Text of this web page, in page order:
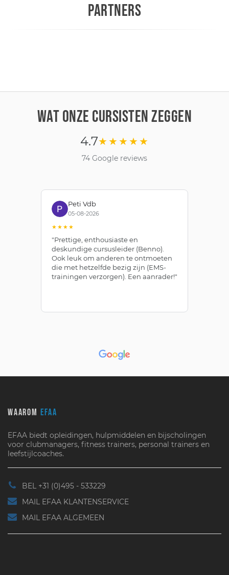
PARTNERS
WAT ONZE CURSISTEN ZEGGEN
4.7★★★★★
74 Google reviews
Peti Vdb
05-08-2026
★★★★
"Prettige, enthousiaste en
deskundige cursusleider (Benno).
Ook leuk om anderen te ontmoeten
die met hetzelfde bezig zijn (EMS-
trainingen verzorgen). Een aanrader!"
WAAROM EFAA
EFAA biedt opleidingen, hulpmiddelen en bijscholingen
voor clubmanagers, fitness trainers, personal trainers en
leefstijlcoaches.
BEL +31 (0)495 - 533229
MAIL EFAA KLANTENSERVICE
MAIL EFAA ALGEMEEN